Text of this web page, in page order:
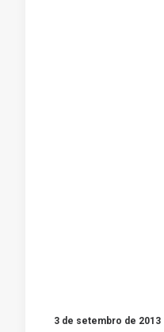
3 de setembro de 2013